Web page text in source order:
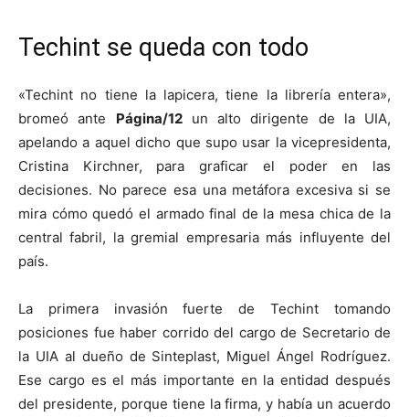
Techint se queda con todo
«Techint no tiene la lapicera, tiene la librería entera»,
bromeó ante Página/12un alto dirigente de la UIA,
apelando a aquel dicho que supo usar la vicepresidenta,
Cristina Kirchner, para graficar el poder en las
decisiones. No parece esa una metáfora excesiva si se
mira cómo quedó el armado final de la mesa chica de la
central fabril, la gremial empresaria más influyente del
país.
La primera invasión fuerte de Techint tomando
posiciones fue haber corrido del cargo de Secretario de
la UIA al dueño de Sinteplast, Miguel Ángel Rodríguez.
Ese cargo es el más importante en la entidad después
del presidente, porque tiene la firma, y había un acuerdo